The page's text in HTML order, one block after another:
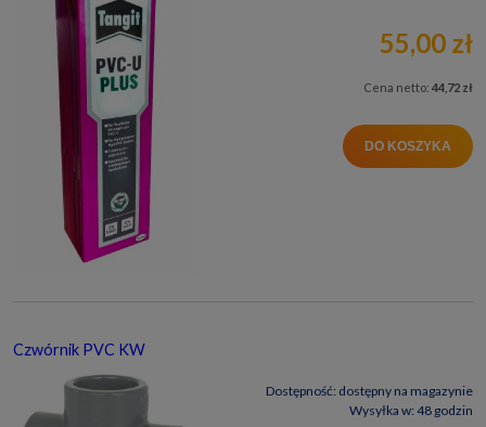
55,00 zł
Cena netto: 44,72 zł
DO KOSZYKA
Czwórnik PVC KW
Dostępność: dostępny na magazynie
Wysyłka w: 48 godzin